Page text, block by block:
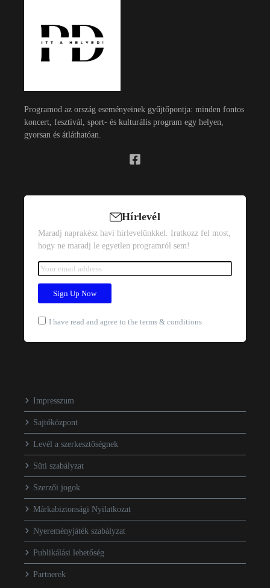
Programod az ország eseményeinek gyűjtőpontja: minden fontos
koncert, fesztivál, sport- és kulturális program egy helyen,
gyorsan és átláthatóan.
Hírlevél
Maradj naprakész havi hírlevelünkkel. Iratkozz fel most,
hogy ne maradj le egyetlen programról sem!
I have read and agree to the terms & conditions
Impresszum
Sajtóközpont
Levél a szerkesztőségnek
Süti szabályzat
Szerzői jogok
Márkabiztonsági Nyilatkozat
Nyereményjáték szabályzat
Publikálási lehetőség
Partnerek